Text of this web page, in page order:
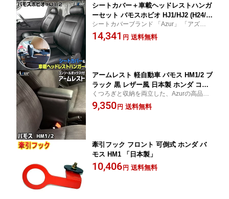
シートカバー＋車載ヘッドレストハンガ
ーセット バモスホビオ HJ1/HJ2 (H24/0
7(8)〜H30/5） ヘッドレスト分割型 「Az
ur」ホンダ 「送料無料」
シートカバーブランド 「Azur」 「アズー
ル」
14,341 円 送料無料
アームレスト 軽自動車 バモス HM1/2 ブ
ラック 黒 レザー風 日本製 ホンダ コン
ソールボックス 収納 肘掛け Azur 「送
料無料」
くつろぎと収納を両立した、Azurの高品質
アームレスト
9,350円 送料無料
牽引フック フロント 可倒式 ホンダ バ
モス HM1 「日本製」
10,406円 送料無料